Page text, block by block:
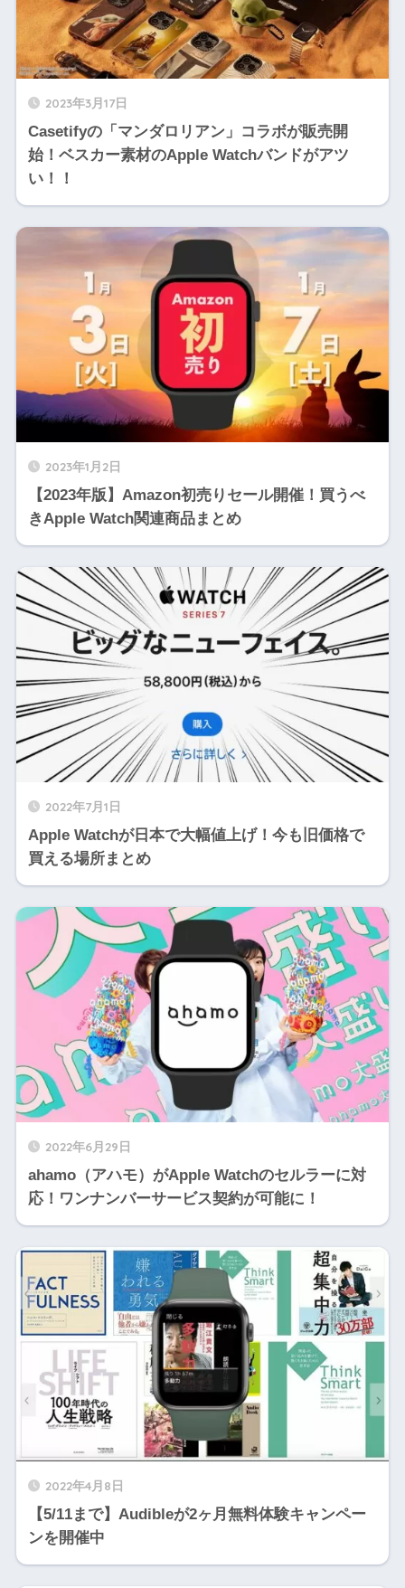
2023年3月17日
Casetifyの「マンダロリアン」コラボが販売開
始！ベスカー素材のApple Watchバンドがアツ
い！！
2023年1月2日
【2023年版】Amazon初売りセール開催！買うべ
きApple Watch関連商品まとめ
2022年7月1日
Apple Watchが日本で大幅値上げ！今も旧価格で
買える場所まとめ
2022年6月29日
ahamo（アハモ）がApple Watchのセルラーに対
応！ワンナンバーサービス契約が可能に！
2022年4月8日
【5/11まで】Audibleが2ヶ月無料体験キャンペー
ンを開催中